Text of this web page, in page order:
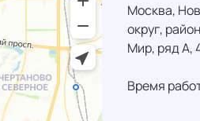
Москва,
округ,
Мир, ряд А,
Время